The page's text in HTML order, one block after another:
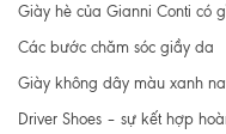
Giày hè của Gianni Conti có
Các bước chăm sóc giầy da
Giày không dây màu xanh
Driver Shoes – sự kết hợp